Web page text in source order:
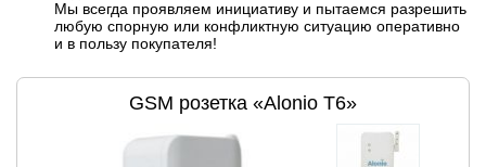
Мы всегда проявляем инициативу и пытаемся разрешить
любую спорную или конфликтную ситуацию оперативно
и в пользу покупателя!
GSM розетка «Alonio T6»